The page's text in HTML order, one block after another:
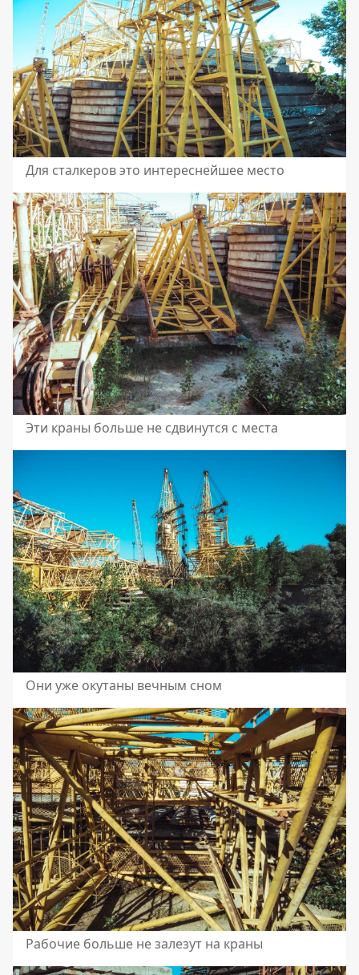
Для сталкеров это интереснейшее место
Эти краны больше не сдвинутся с места
Они уже окутаны вечным сном
Рабочие больше не залезут на краны